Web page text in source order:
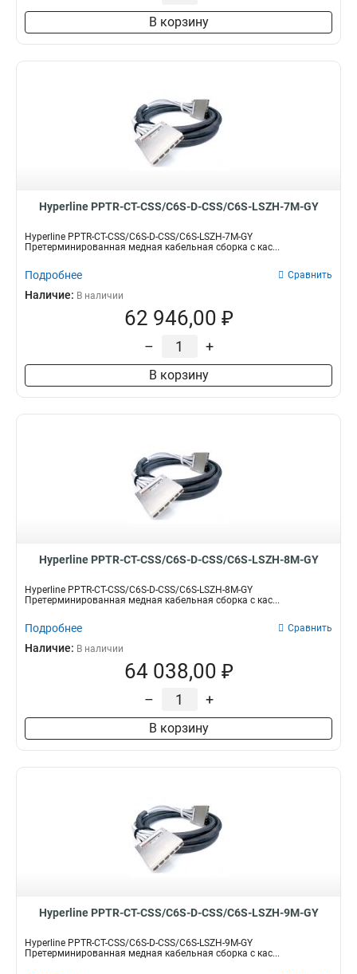
В корзину
Hyperline PPTR-CT-CSS/C6S-D-CSS/C6S-LSZH-7M-GY
Hyperline PPTR-CT-CSS/C6S-D-CSS/C6S-LSZH-7M-GY
Претерминированная медная кабельная сборка с кас...
Подробнее Сравнить
Наличие: В наличии
62 946,00 ₽
– +
В корзину
Hyperline PPTR-CT-CSS/C6S-D-CSS/C6S-LSZH-8M-GY
Hyperline PPTR-CT-CSS/C6S-D-CSS/C6S-LSZH-8M-GY
Претерминированная медная кабельная сборка с кас...
Подробнее Сравнить
Наличие: В наличии
64 038,00 ₽
– +
В корзину
Hyperline PPTR-CT-CSS/C6S-D-CSS/C6S-LSZH-9M-GY
Hyperline PPTR-CT-CSS/C6S-D-CSS/C6S-LSZH-9M-GY
Претерминированная медная кабельная сборка с кас...